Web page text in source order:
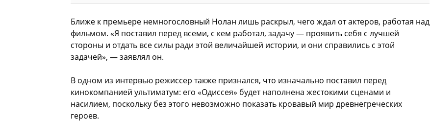
Ближе к премьере немногословный Нолан лишь раскрыл, чего ждал от актеров, работая над
фильмом. «Я поставил перед всеми, с кем работал, задачу — проявить себя с лучшей
стороны и отдать все силы ради этой величайшей истории, и они справились с этой
задачей», — заявлял он.
В одном из интервью режиссер также признался, что изначально поставил перед
кинокомпанией ультиматум: его «Одиссея» будет наполнена жестокими сценами и
насилием, поскольку без этого невозможно показать кровавый мир древнегреческих
героев.